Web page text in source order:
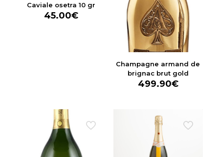
Caviale osetra 10 gr
45.00€
Champagne armand de
brignac brut gold
499.90€